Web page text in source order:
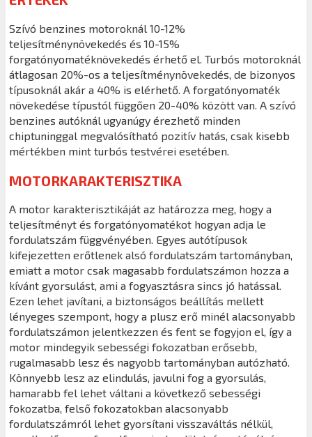
Szívó benzines motoroknál 10-12%
teljesítménynövekedés és 10-15%
forgatónyomatéknövekedés érhető el. Turbós motoroknál
átlagosan 20%-os a teljesítménynövekedés, de bizonyos
típusoknál akár a 40% is elérhető. A forgatónyomaték
növekedése típustól függően 20-40% között van. A szívó
benzines autóknál ugyanúgy érezhető minden
chiptuninggal megvalósítható pozitív hatás, csak kisebb
mértékben mint turbós testvérei esetében.
MOTORKARAKTERISZTIKA
A motor karakterisztikáját az határozza meg, hogy a
teljesítményt és forgatónyomatékot hogyan adja le
fordulatszám függvényében. Egyes autótípusok
kifejezetten erőtlenek alsó fordulatszám tartományban,
emiatt a motor csak magasabb fordulatszámon hozza a
kívánt gyorsulást, ami a fogyasztásra sincs jó hatással.
Ezen lehet javítani, a biztonságos beállítás mellett
lényeges szempont, hogy a plusz erő minél alacsonyabb
fordulatszámon jelentkezzen és fent se fogyjon el, így a
motor mindegyik sebességi fokozatban erősebb,
rugalmasabb lesz és nagyobb tartományban autózható.
Könnyebb lesz az elindulás, javulni fog a gyorsulás,
hamarabb fel lehet váltani a következő sebességi
fokozatba, felső fokozatokban alacsonyabb
fordulatszámról lehet gyorsítani visszaváltás nélkül,